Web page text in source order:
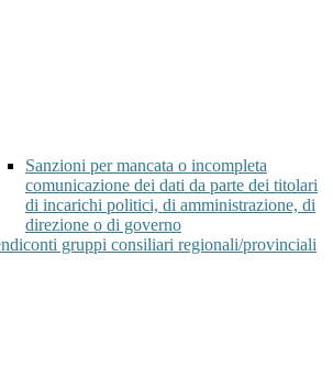
Sanzioni per mancata o incompleta
comunicazione dei dati da parte dei titolari
di incarichi politici, di amministrazione, di
direzione o di governo
gruppi consiliari regionali/provinciali